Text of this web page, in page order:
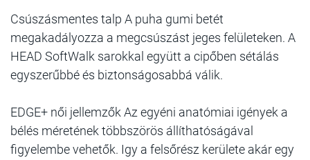
Csúszásmentes talp A puha gumi betét
megakadályozza a megcsúszást jeges felületeken. A
HEAD SoftWalk sarokkal együtt a cipőben sétálás
egyszerűbbé és biztonságosabbá válik.
EDGE+ női jellemzők Az egyéni anatómiai igények a
bélés méretének többszörös állíthatóságával
figyelembe vehetők. Igy a felsőrész kerülete akár egy